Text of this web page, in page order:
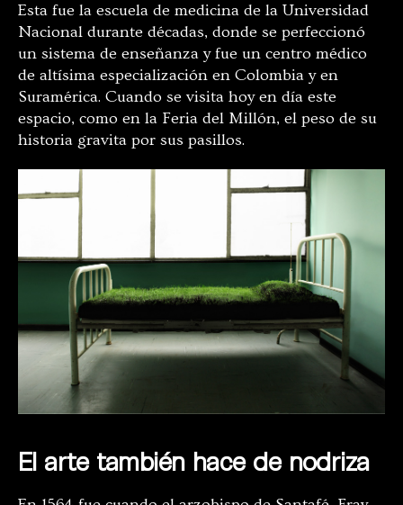
Esta fue la escuela de medicina de la Universidad
Nacional durante décadas, donde se perfeccionó
un sistema de enseñanza y fue un centro médico
de altísima especialización en Colombia y en
Suramérica. Cuando se visita hoy en día este
espacio, como en la Feria del Millón, el peso de su
historia gravita por sus pasillos.
El arte también hace de nodriza